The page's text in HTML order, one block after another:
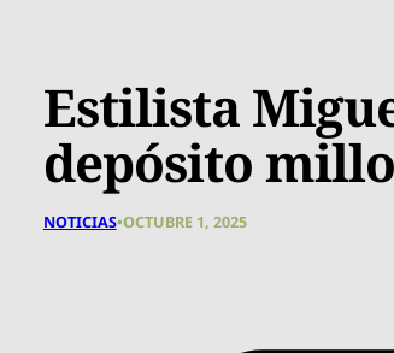
Estilista
depósito
NOTICIAS•OCTUBRE 1, 2025